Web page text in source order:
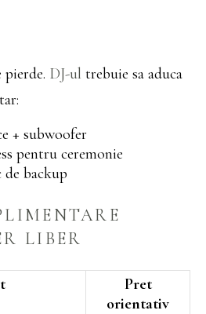
DJ-ul trebuie sa aduca
+ subwoofer
pentru ceremonie
backup
LIBER
Pret
orientativ